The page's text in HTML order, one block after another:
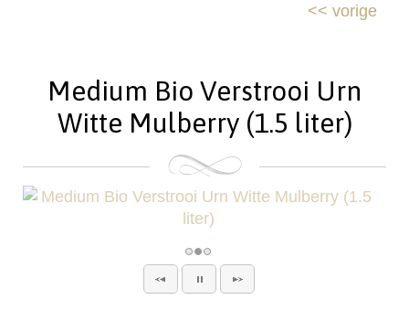
<< vorige
Medium Bio Verstrooi Urn
Witte Mulberry (1.5 liter)